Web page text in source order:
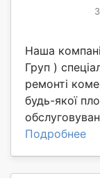
Наша
Груп )
ремонті
будь-якої
Подробнее